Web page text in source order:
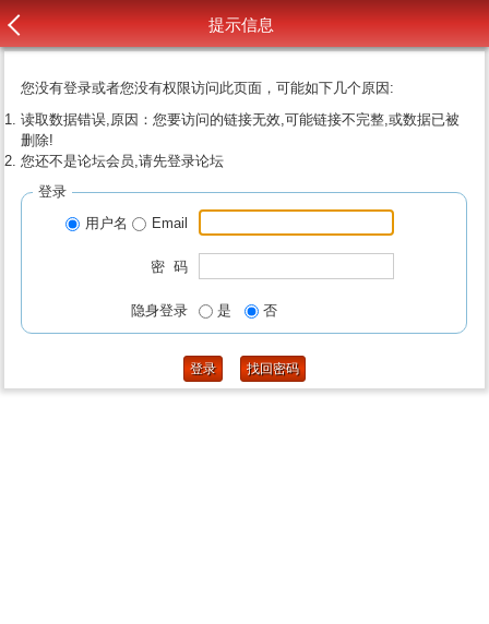
提示信息
您没有登录或者您没有权限访问此页面，可能如下几个原因:
读取数据错误,原因：您要访问的链接无效,可能链接不完整,或数据已被
删除!
您还不是论坛会员,请先登录论坛
登录
用户名
Email
密 码
隐身登录 是 否